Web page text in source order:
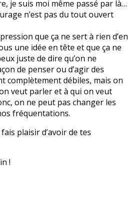
je suis moi même passé par là…
n’est pas du tout ouvert
que ça ne sert à rien d’en
une idée en tête et que ça ne
juste de dire qu’on ne
de penser ou d’agir des
complètement débiles, mais on
veut parler et à qui on veut
on ne peut pas changer les
fréquentations.
plaisir d’avoir de tes
!